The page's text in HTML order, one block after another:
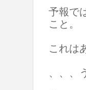
予報で
こと。
これは
、、、